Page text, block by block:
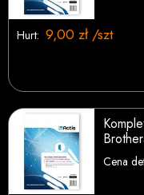
Hurt: 9,00 zł /szt
Cena